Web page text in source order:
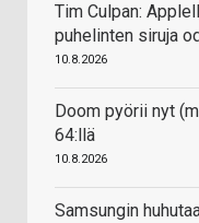
Tim Culpan:
puhelinten siruja
10.8.2026
Doom pyörii nyt
64:llä
10.8.2026
Samsungin